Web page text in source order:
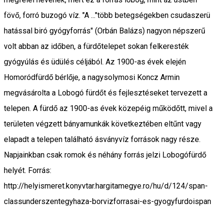
fövő, forró buzogó víz. "A ..."több betegségekben csudaszerü
hatással biró gyógyforrás" (Orbán Balázs) nagyon népszerű
volt abban az időben, a fürdőtelepet sokan felkeresték
gyógyúlás és üdülés céljából. Az 1900-as évek elején
Homoródfürdő bérlője, a nagysolymosi Koncz Armin
megvásárolta a Lobogó fürdőt és fejlesztéseket tervezett a
telepen. A fürdő az 1900-as évek közepéig működőtt, mivel a
területen végzett bányamunkák következtében eltűnt vagy
elapadt a telepen található ásványvíz források nagy része.
Napjainkban csak romok és néhány forrás jelzi Lobogófürdő
helyét. Forrás:
http://helyismeret.konyvtar.hargitamegye.ro/hu/d/124/span-
classunderszentegyhaza-borvizforrasai-es-gyogyfurdoispan